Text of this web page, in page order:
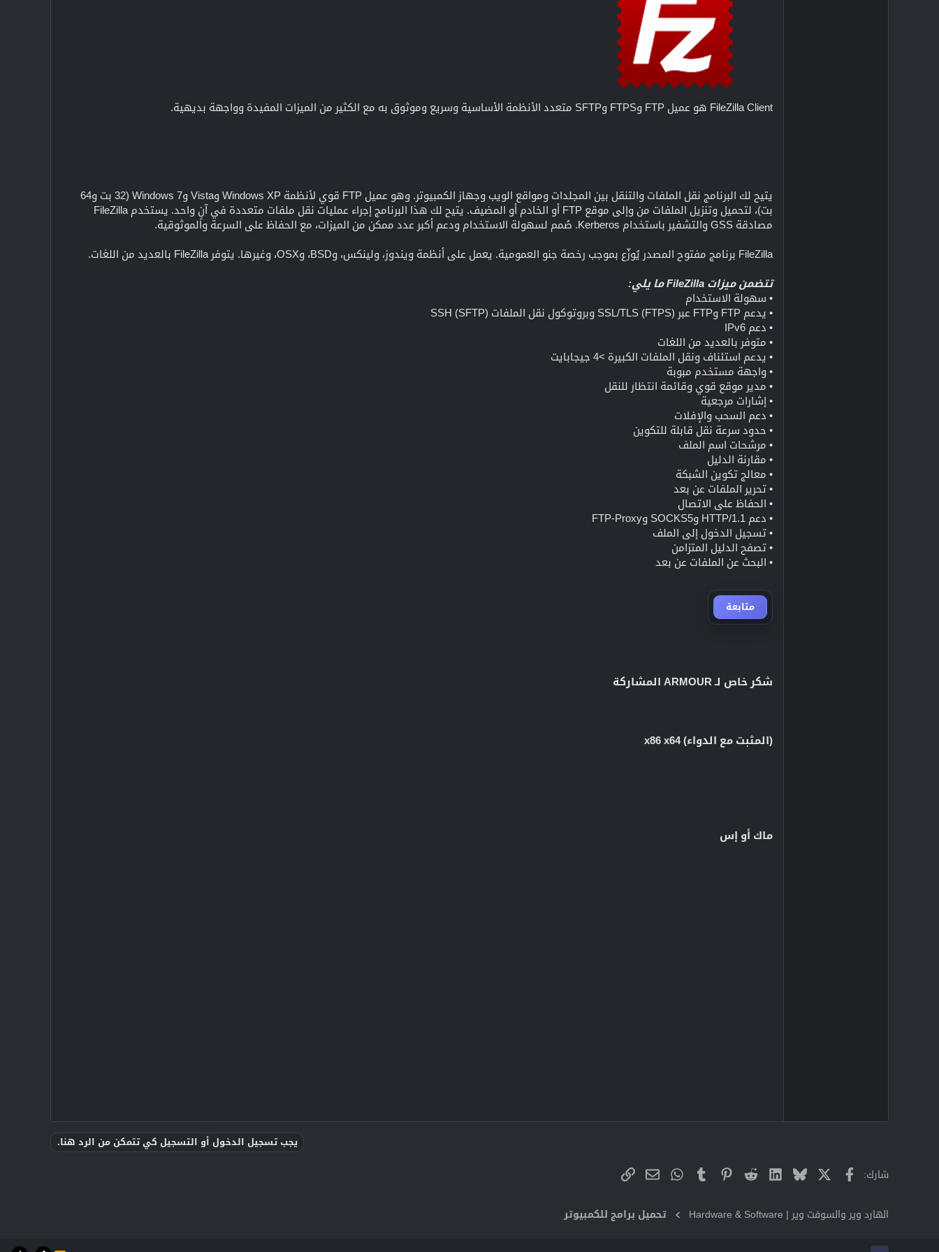
FileZilla Client هو عميل FTP وFTPS وSFTP متعدد الأنظمة الأساسية وسريع وموثوق به مع الكثير من الميزات المفيدة وواجهة بديهية.
يتيح لك البرنامج نقل الملفات والتنقل بين المجلدات ومواقع الويب وجهاز الكمبيوتر. وهو عميل FTP قوي لأنظمة Windows XP وVista وWindows 7 (32 بت و64
بت)، لتحميل وتنزيل الملفات من وإلى موقع FTP أو الخادم أو المضيف. يتيح لك هذا البرنامج إجراء عمليات نقل ملفات متعددة في آنٍ واحد. يستخدم FileZilla
مصادقة GSS والتشفير باستخدام Kerberos. صُمم لسهولة الاستخدام ودعم أكبر عدد ممكن من الميزات، مع الحفاظ على السرعة والموثوقية.
FileZilla برنامج مفتوح المصدر يُوزّع بموجب رخصة جنو العمومية. يعمل على أنظمة ويندوز، ولينكس، وBSD، وOSX، وغيرها. يتوفر FileZilla بالعديد من اللغات.
تتضمن ميزات FileZilla ما يلي:
• سهولة الاستخدام
• يدعم FTP وFTP عبر SSL/TLS (FTPS) وبروتوكول نقل الملفات SSH (SFTP)
• دعم IPv6
• متوفر بالعديد من اللغات
• يدعم استئناف ونقل الملفات الكبيرة >4 جيجابايت
• واجهة مستخدم مبوبة
• مدير موقع قوي وقائمة انتظار للنقل
• إشارات مرجعية
• دعم السحب والإفلات
• حدود سرعة نقل قابلة للتكوين
• مرشحات اسم الملف
• مقارنة الدليل
• معالج تكوين الشبكة
• تحرير الملفات عن بعد
• الحفاظ على الاتصال
• دعم HTTP/1.1 وSOCKS5 وFTP-Proxy
• تسجيل الدخول إلى الملف
• تصفح الدليل المتزامن
• البحث عن الملفات عن بعد
متابعة
شكر خاص لـ ARMOUR المشاركة
(المثبت مع الدواء) x86 x64
ماك أو إس
يجب تسجيل الدخول أو التسجيل كي تتمكن من الرد هنا.
شارك: فيسبوك
X
Bluesky
LinkedIn
Reddit
Pinterest
Tumblr
WhatsAppالبريد الإلكتروني
الهارد وير والسوفت وير | Hardware & Software تحميل برامج للكمبيوتر